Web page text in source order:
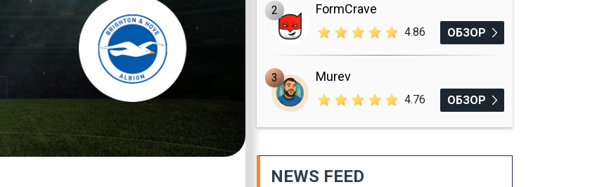
2 FormCrave
4.86 ОБЗОР
3 Murev
4.76 ОБЗОР
NEWS FEED